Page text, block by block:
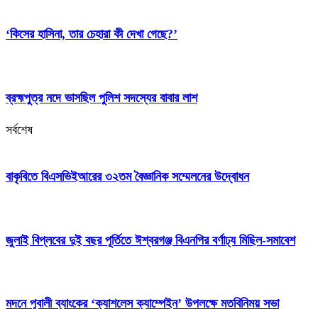
‘কিসের হাসিনা, তার চেহারা কী দেখা গেছে?’
ব্রহ্মপুত্র নদে ভাসছিল পুলিশ সদস্যের বাবার লাশ
সর্বশেষ
বাকৃবিতে বিএসভিইআরের ৩২তম বৈজ্ঞানিক সম্মেলনের উদ্বোধন
জুলাই বিপ্লবের দুই বছর পূর্তিতে ঈশ্বরগঞ্জ বিএনপির বর্ণাঢ্য মিছিল-সমাবেশ
মদনে পূবালী ব্যাংকের ‘ক্যাশলেস ক্যাম্পেইন’ উপলক্ষে মতবিনিময় সভা